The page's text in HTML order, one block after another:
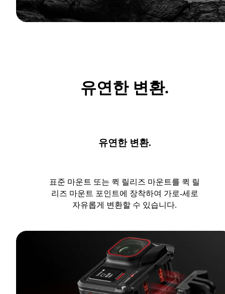
유연한 변환.
유연한 변환.
표준 마운트 또는 퀵 릴리즈 마운트를 퀵 릴
리즈 마운트 포인트에 장착하여 가로-세로
자유롭게 변환할 수 있습니다.